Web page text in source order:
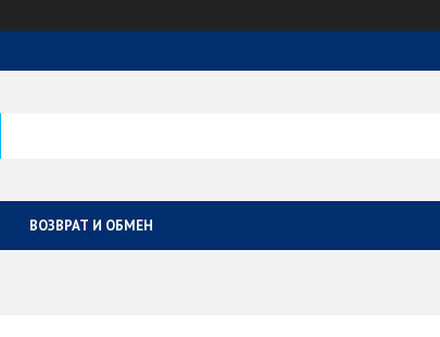
ВОЗВРАТ И ОБМЕН